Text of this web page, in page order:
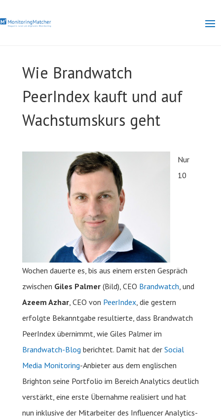
Wie Brandwatch
PeerIndex kauft und auf
Wachstumskurs geht
Nur
10
Wochen dauerte es, bis aus einem ersten Gespräch
zwischen Giles Palmer(Bild), CEO Brandwatch, und
Azeem Azhar, CEO von PeerIndex, die gestern
erfolgte Bekanntgabe resultierte, dass Brandwatch
PeerIndex übernimmt, wie Giles Palmer im
Brandwatch-Blog berichtet. Damit hat der Social
Media Monitoring-Anbieter aus dem englischen
Brighton seine Portfolio im Bereich Analytics deutlich
verstärkt, eine erste Übernahme realisiert und hat
nun inklusive der Mitarbeiter des Influencer Analytics-